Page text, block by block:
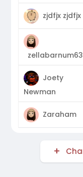
zjdfjx zjdfjx
Joety
Newman
Zaraham